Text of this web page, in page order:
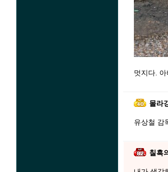
멋지다.
몰라
유상철 감
칠흑